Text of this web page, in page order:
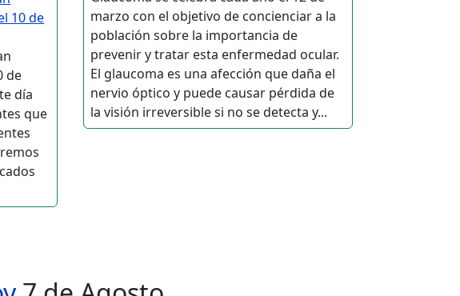
10 de
de
día
que
marzo con el objetivo de concienciar a la
población sobre la importancia de
prevenir y tratar esta enfermedad ocular.
El glaucoma es una afección que daña el
nervio óptico y puede causar pérdida de
la visión irreversible si no se detecta y...